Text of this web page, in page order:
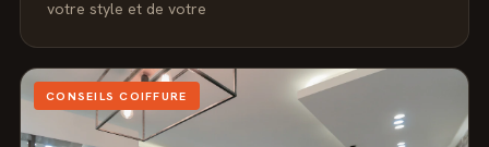
votre style et de votre
CONSEILS COIFFURE